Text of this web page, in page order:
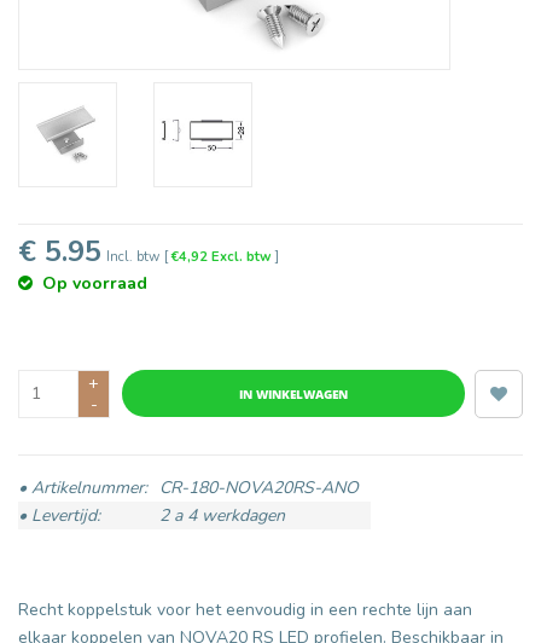
€ 5.95 Incl. btw [€4,92 Excl. btw]
Op voorraad
+
-
IN WINKELWAGEN
• Artikelnummer:
CR-180-NOVA20RS-ANO
• Levertijd:
2 a 4 werkdagen
Recht koppelstuk voor het eenvoudig in een rechte lijn aan
elkaar koppelen van NOVA20 RS LED profielen. Beschikbaar in